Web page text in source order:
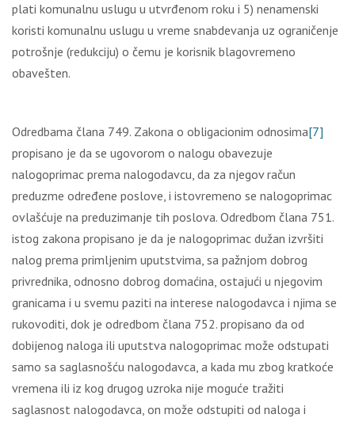
plati komunalnu uslugu u utvrđenom roku i 5) nenamenski
koristi komunalnu uslugu u vreme snabdevanja uz ograničenje
potrošnje (redukciju) o čemu je korisnik blagovremeno
obavešten.
Odredbama člana 749. Zakona o obligacionim odnosima[7]
propisano je da se ugovorom o nalogu obavezuje
nalogoprimac prema nalogodavcu, da za njegov račun
preduzme određene poslove, i istovremeno se nalogoprimac
ovlašćuje na preduzimanje tih poslova. Odredbom člana 751.
istog zakona propisano je da je nalogoprimac dužan izvršiti
nalog prema primlјenim uputstvima, sa pažnjom dobrog
privrednika, odnosno dobrog domaćina, ostajući u njegovim
granicama i u svemu paziti na interese nalogodavca i njima se
rukovoditi, dok je odredbom člana 752. propisano da od
dobijenog naloga ili uputstva nalogoprimac može odstupati
samo sa saglasnošću nalogodavca, a kada mu zbog kratkoće
vremena ili iz kog drugog uzroka nije moguće tražiti
saglasnost nalogodavca, on može odstupiti od naloga i